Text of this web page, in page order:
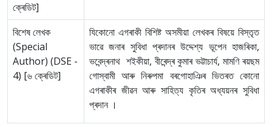
ক্ৰেডিট]
বিশেষ লেখক
(Special
Author) (DSE -
4) [৬ ক্ৰেডিট]
যিকোনো এগৰাকী বিশিষ্ট অসমীয়া লেখকৰ বিষয়ে বিস্তৃত
ভাৱে জনাৰ সুবিধা প্ৰদানৰ উদ্দেশ্য ভূপেন হাজৰিকা,
ভবেন্দ্ৰনাথ শইকীয়া, বীৰেন্দ্ৰ কুমাৰ ভট্টাচাৰ্য, মামণি ৰয়ছম
গোস্বামী আৰু নিৰুপমা বৰগোহাঞিৰ ভিতৰত কোনো
এগৰাকীৰ জীৱন আৰু সাহিত্য কৃতিৰ অধ্যয়নৰ সুবিধা
প্ৰদান ।